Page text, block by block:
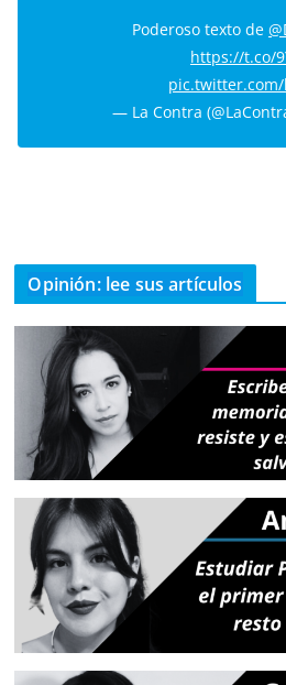
Poderoso texto de
https://t.co/
— La Contra
Opinión: lee sus artículos